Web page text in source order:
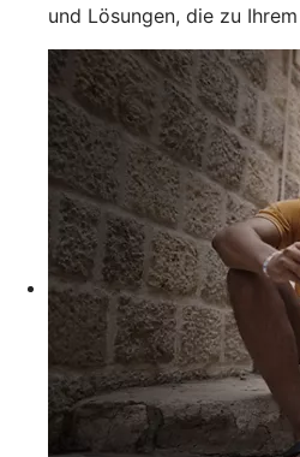
und Lösungen, die zu